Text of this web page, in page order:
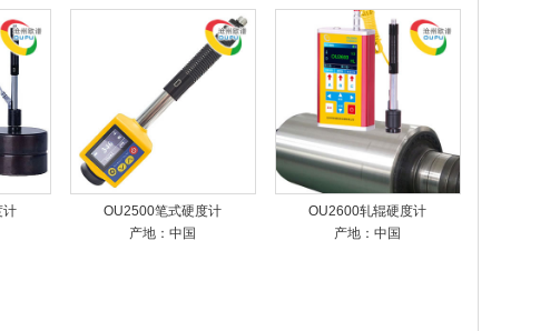
计
OU2500笔式硬度计
产地：中国
OU2600轧辊硬度计
产地：中国